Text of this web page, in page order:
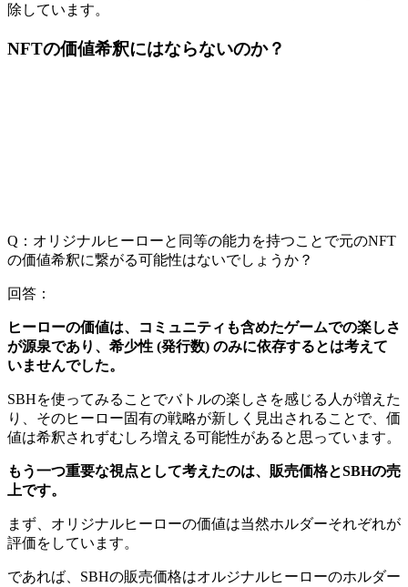
除しています。
NFTの価値希釈にはならないのか？
Q：オリジナルヒーローと同等の能力を持つことで元のNFT
の価値希釈に繋がる可能性はないでしょうか？
回答：
ヒーローの価値は、コミュニティも含めたゲームでの楽しさ
が源泉であり、希少性 (発行数) のみに依存するとは考えて
いませんでした。
SBHを使ってみることでバトルの楽しさを感じる人が増えた
り、そのヒーロー固有の戦略が新しく見出されることで、価
値は希釈されずむしろ増える可能性があると思っています。
もう一つ重要な視点として考えたのは、販売価格とSBHの売
上です。
まず、オリジナルヒーローの価値は当然ホルダーそれぞれが
評価をしています。
であれば、 SBHの販売価格はオルジナルヒーローのホルダー